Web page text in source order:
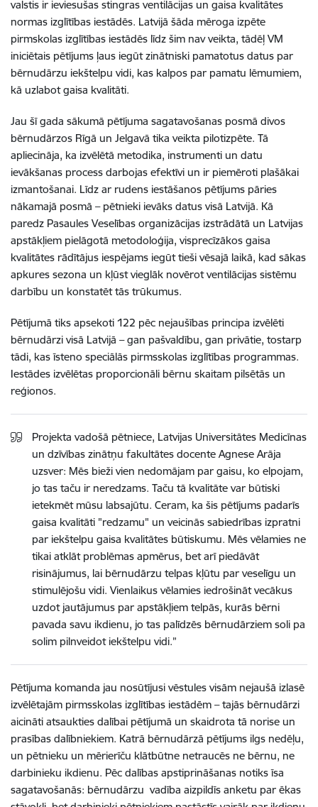
valstis ir ieviesušas stingras ventilācijas un gaisa kvalitātes
normas izglītības iestādēs. Latvijā šāda mēroga izpēte
pirmskolas izglītības iestādēs līdz šim nav veikta, tādēļ VM
iniciētais pētījums ļaus iegūt zinātniski pamatotus datus par
bērnudārzu iekštelpu vidi, kas kalpos par pamatu lēmumiem,
kā uzlabot gaisa kvalitāti.
Jau šī gada sākumā pētījuma sagatavošanas posmā divos
bērnudārzos Rīgā un Jelgavā tika veikta pilotizpēte. Tā
apliecināja, ka izvēlētā metodika, instrumenti un datu
ievākšanas process darbojas efektīvi un ir piemēroti plašākai
izmantošanai. Līdz ar rudens iestāšanos pētījums pāries
nākamajā posmā – pētnieki ievāks datus visā Latvijā. Kā
paredz Pasaules Veselības organizācijas izstrādātā un Latvijas
apstākļiem pielāgotā metodoloģija, visprecīzākos gaisa
kvalitātes rādītājus iespējams iegūt tieši vēsajā laikā, kad sākas
apkures sezona un kļūst vieglāk novērot ventilācijas sistēmu
darbību un konstatēt tās trūkumus.
Pētījumā tiks apsekoti 122 pēc nejaušības principa izvēlēti
bērnudārzi visā Latvijā – gan pašvaldību, gan privātie, tostarp
tādi, kas īsteno speciālās pirmsskolas izglītības programmas.
Iestādes izvēlētas proporcionāli bērnu skaitam pilsētās un
reģionos.
Projekta vadošā pētniece, Latvijas Universitātes Medicīnas
un dzīvības zinātņu fakultātes docente Agnese Arāja
uzsver: Mēs bieži vien nedomājam par gaisu, ko elpojam,
jo tas taču ir neredzams. Taču tā kvalitāte var būtiski
ietekmēt mūsu labsajūtu. Ceram, ka šis pētījums padarīs
gaisa kvalitāti "redzamu" un veicinās sabiedrības izpratni
par iekštelpu gaisa kvalitātes būtiskumu. Mēs vēlamies ne
tikai atklāt problēmas apmērus, bet arī piedāvāt
risinājumus, lai bērnudārzu telpas kļūtu par veselīgu un
stimulējošu vidi. Vienlaikus vēlamies iedrošināt vecākus
uzdot jautājumus par apstākļiem telpās, kurās bērni
pavada savu ikdienu, jo tas palīdzēs bērnudārziem soli pa
solim pilnveidot iekštelpu vidi.”
Pētījuma komanda jau nosūtījusi vēstules visām nejaušā izlasē
izvēlētajām pirmsskolas izglītības iestādēm – tajās bērnudārzi
aicināti atsaukties dalībai pētījumā un skaidrota tā norise un
prasības dalībniekiem. Katrā bērnudārzā pētījums ilgs nedēļu,
un pētnieku un mērierīču klātbūtne netraucēs ne bērnu, ne
darbinieku ikdienu. Pēc dalības apstiprināšanas notiks īsa
sagatavošanās: bērnudārzu vadība aizpildīs anketu par ēkas